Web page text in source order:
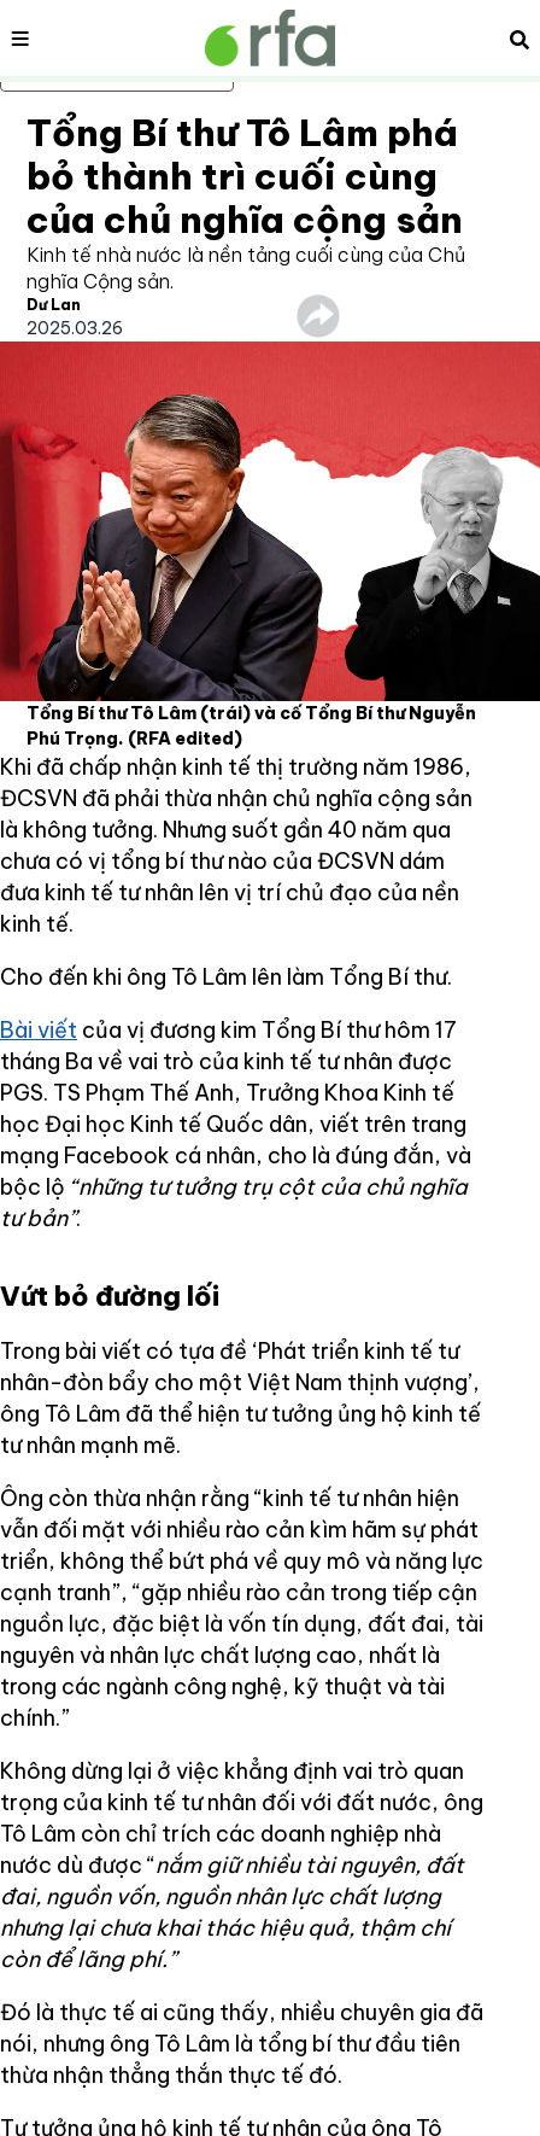
Bỏ qua nội dung chính
Nội dung
Tổng Bí thư Tô Lâm phá
bỏ thành trì cuối cùng
của chủ nghĩa cộng sản
Kinh tế nhà nước là nền tảng cuối cùng của Chủ
nghĩa Cộng sản.
Dư Lan
2025.03.26
Tổng Bí thư Tô Lâm (trái) và cố Tổng Bí thư Nguyễn
Phú Trọng. (RFA edited)
Khi đã chấp nhận kinh tế thị trường năm 1986,
ĐCSVN đã phải thừa nhận chủ nghĩa cộng sản
là không tưởng. Nhưng suốt gần 40 năm qua
chưa có vị tổng bí thư nào của ĐCSVN dám
đưa kinh tế tư nhân lên vị trí chủ đạo của nền
kinh tế.
Cho đến khi ông Tô Lâm lên làm Tổng Bí thư.
Bài viết của vị đương kim Tổng Bí thư hôm 17
tháng Ba về vai trò của kinh tế tư nhân được
PGS. TS Phạm Thế Anh, Trưởng Khoa Kinh tế
học Đại học Kinh tế Quốc dân, viết trên trang
mạng Facebook cá nhân, cho là đúng đắn, và
bộc lộ “những tư tưởng trụ cột của chủ nghĩa
tư bản”.
Vứt bỏ đường lối
Trong bài viết có tựa đề ‘Phát triển kinh tế tư
nhân-đòn bẩy cho một Việt Nam thịnh vượng’,
ông Tô Lâm đã thể hiện tư tưởng ủng hộ kinh tế
tư nhân mạnh mẽ.
Ông còn thừa nhận rằng “kinh tế tư nhân hiện
vẫn đối mặt với nhiều rào cản kìm hãm sự phát
triển, không thể bứt phá về quy mô và năng lực
cạnh tranh”, “gặp nhiều rào cản trong tiếp cận
nguồn lực, đặc biệt là vốn tín dụng, đất đai, tài
nguyên và nhân lực chất lượng cao, nhất là
trong các ngành công nghệ, kỹ thuật và tài
chính.”
Không dừng lại ở việc khẳng định vai trò quan
trọng của kinh tế tư nhân đối với đất nước, ông
Tô Lâm còn chỉ trích các doanh nghiệp nhà
nước dù được “nắm giữ nhiều tài nguyên, đất
đai, nguồn vốn, nguồn nhân lực chất lượng
nhưng lại chưa khai thác hiệu quả, thậm chí
còn để lãng phí.”
Đó là thực tế ai cũng thấy, nhiều chuyên gia đã
nói, nhưng ông Tô Lâm là tổng bí thư đầu tiên
thừa nhận thẳng thắn thực tế đó.
Tư tưởng ủng hộ kinh tế tư nhân của ông Tô